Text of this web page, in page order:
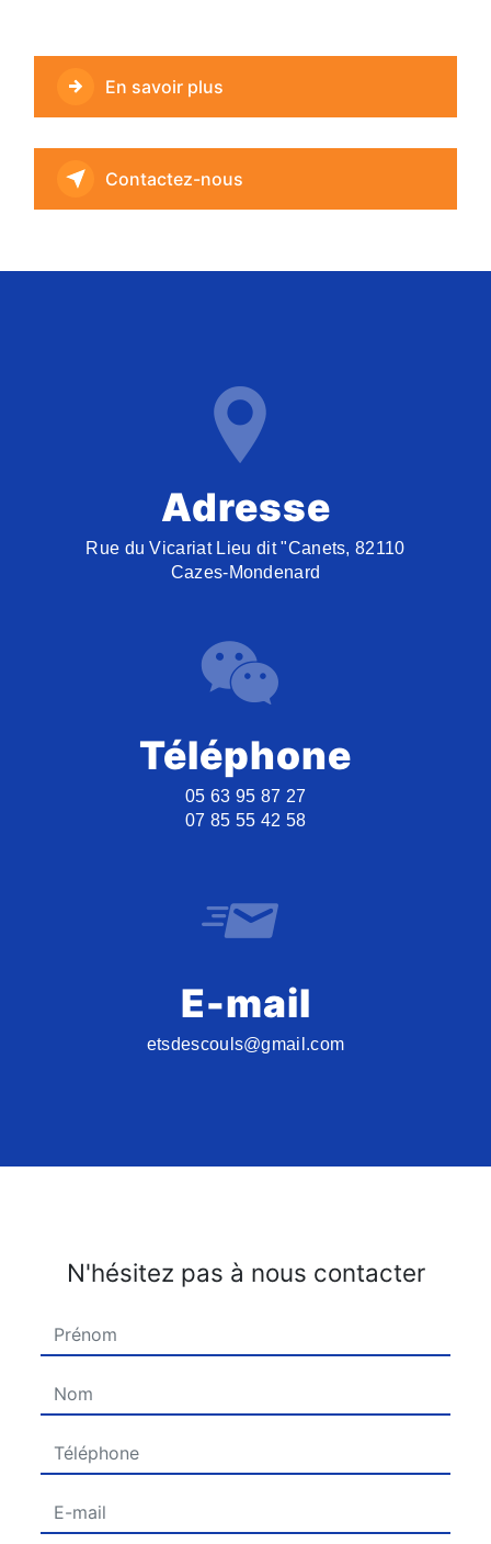
En savoir plus
Contactez-nous
Adresse
Rue du Vicariat Lieu dit "Canets, 82110
Cazes-Mondenard
Téléphone
05 63 95 87 27
07 85 55 42 58
E-mail
etsdescouls@gmail.com
N'hésitez pas à nous contacter